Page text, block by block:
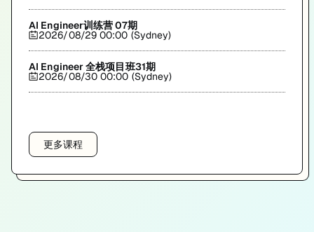
AI Engineer训练营 07期
2026/08/29 00:00 (Sydney)
AI Engineer 全栈项目班31期
2026/08/30 00:00 (Sydney)
更多课程